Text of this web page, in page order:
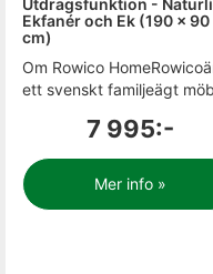
Utdragsfunktion -
Ekfanér och Ek (190 x 90
cm)
Om Rowico
ett svenskt familjeägt
7 995:-
Mer info »